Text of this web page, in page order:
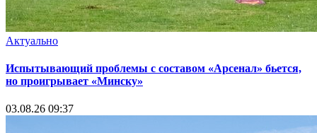
Актуально
Испытывающий проблемы с составом «Арсенал» бьется,
но проигрывает «Минску»
03.08.26 09:37